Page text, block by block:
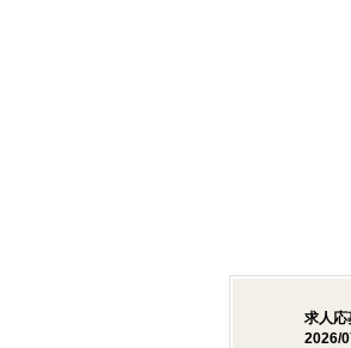
求人応
2026/